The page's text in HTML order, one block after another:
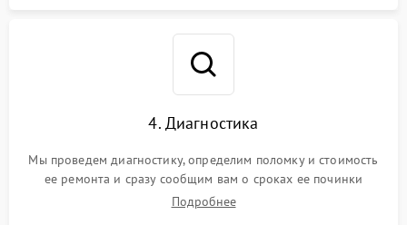
4. Диагностика
Мы проведем диагностику, определим поломку и стоимость
ее ремонта и сразу сообщим вам о сроках ее починки
Подробнее